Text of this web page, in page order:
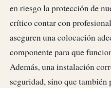
en riesgo la protección de
crítico contar con
aseguren una colocación
componente para que
Además, una instalación
seguridad, sino que